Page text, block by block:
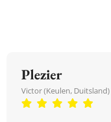
Plezier
Victor (Keulen, Duitsland)